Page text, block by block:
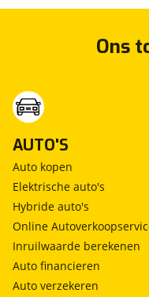
Ons
AUTO'S
Auto kopen
Elektrische auto's
Hybride auto's
Online
Inruilwaarde berekenen
Auto financieren
Auto verzekeren